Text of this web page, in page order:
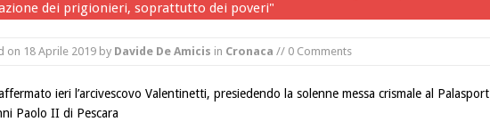
dei prigionieri, soprattutto dei poveri"
on 18 Aprile 2019 by Davide De Amicis in Cronaca // 0 Comments
ieri l’arcivescovo Valentinetti, presiedendo la solenne messa crismale al Palasport
Paolo II di Pescara